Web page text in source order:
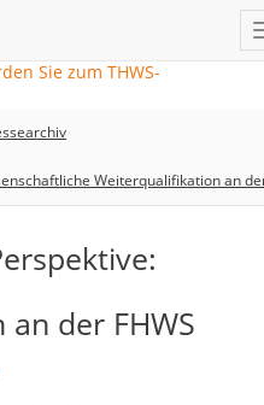
Weiterqualifikation an
der FHWS